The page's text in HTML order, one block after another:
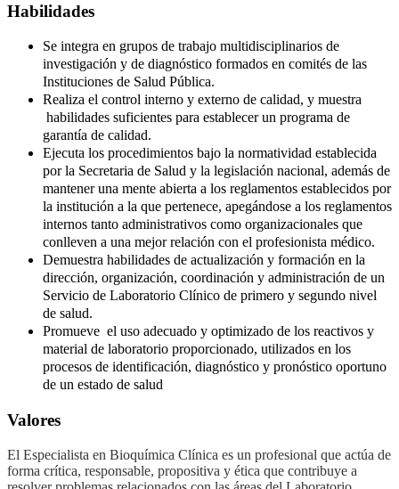
Habilidades
Se integra en grupos de trabajo multidisciplinarios de
investigación y de diagnóstico formados en comités de las
Instituciones de Salud Pública.
Realiza el control interno y externo de calidad, y muestra
habilidades suficientes para establecer un programa de
garantía de calidad.
Ejecuta los procedimientos bajo la normatividad establecida
por la Secretaria de Salud y la legislación nacional, además de
mantener una mente abierta a los reglamentos establecidos por
la institución a la que pertenece, apegándose a los reglamentos
internos tanto administrativos como organizacionales que
conlleven a una mejor relación con el profesionista médico.
Demuestra habilidades de actualización y formación en la
dirección, organización, coordinación y administración de un
Servicio de Laboratorio Clínico de primero y segundo nivel
de salud.
Promueve el uso adecuado y optimizado de los reactivos y
material de laboratorio proporcionado, utilizados en los
procesos de identificación, diagnóstico y pronóstico oportuno
de un estado de salud
Valores
El Especialista en Bioquímica Clínica es un profesional que actúa de
forma crítica, responsable, propositiva y ética que contribuye a